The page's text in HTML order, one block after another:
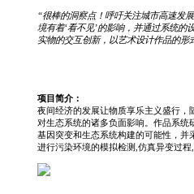
“很棒的洞察点！呼吁关注城市高速发
境有着‘看不见’的影响，并通过系统的
实物的交互创新，以艺术设计作品的形
项目简介：
夜间经济的发展让物质享乐主义盛行，
对生态系统的诸多负面影响。作品系统
基因突变和生态系统构建的可能性，并
进行污染环境的模拟检测,仿真异变过程